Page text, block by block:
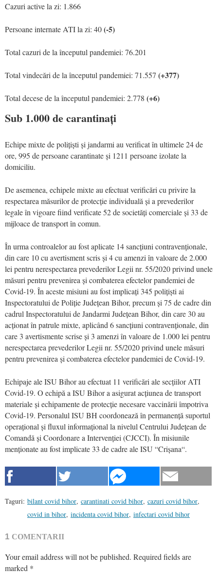
Cazuri active la zi: 1.866
Persoane internate ATI la zi: 40(-5)
Total cazuri de la începutul pandemiei: 76.201
Total vindecări de la începutul pandemiei: 71.557 (+377)
Total decese de la începutul pandemiei: 2.778 (+6)
Sub 1.000 de carantinați
Echipe mixte de polițiști și jandarmi au verificat în ultimele 24 de
ore, 995 de persoane carantinate și 1211 persoane izolate la
domiciliu.
De asemenea, echipele mixte au efectuat verificări cu privire la
respectarea măsurilor de protecție individuală și a prevederilor
legale în vigoare fiind verificate 52 de societăți comerciale și 33 de
mijloace de transport în comun.
În urma controalelor au fost aplicate 14 sancțiuni contravenționale,
din care 10 cu avertisment scris și 4 cu amenzi în valoare de 2.000
lei pentru nerespectarea prevederilor Legii nr. 55/2020 privind unele
măsuri pentru prevenirea și combaterea efectelor pandemiei de
Covid-19. În aceste misiuni au fost implicați 345 polițiști ai
Inspectoratului de Poliție Județean Bihor, precum și 75 de cadre din
cadrul Inspectoratului de Jandarmi Județean Bihor, din care 30 au
acționat în patrule mixte, aplicând 6 sancțiuni contravenționale, din
care 3 avertismente scrise și 3 amenzi în valoare de 1.000 lei pentru
nerespectarea prevederilor Legii nr. 55/2020 privind unele măsuri
pentru prevenirea și combaterea efectelor pandemiei de Covid-19.
Echipaje ale ISU Bihor au efectuat 11 verificări ale secțiilor ATI
Covid-19. O echipă a ISU Bihor a asigurat acțiunea de transport
materiale și echipamente de protecție necesare vaccinării împotriva
Covid-19. Personalul ISU BH coordonează în permanență suportul
operațional și fluxul informațional la nivelul Centrului Județean de
Comandă și Coordonare a Intervenției (CJCCI). În misiunile
menționate au fost implicate 33 de cadre ale ISU “Crișana“.
Taguri: bilant covid bihor, carantinati covid bihor, cazuri covid bihor,
covid in bihor, incidenta covid bihor, infectari covid bihor
1 COMENTARII
Your email address will not be published. Required fields are
marked *